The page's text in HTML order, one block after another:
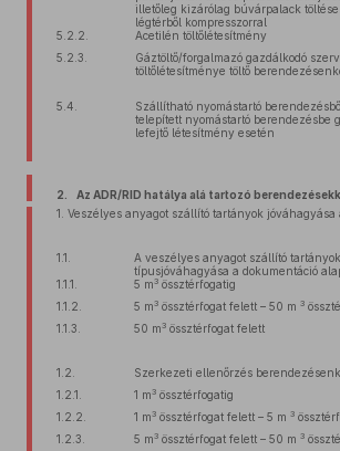
illetőleg kizárólag búvárpalack töltése
légtérből kompresszorral
5.2.2. Acetilén töltőlétesítmény
5.2.3.
Gáztöltő/forgalmazó gazdálkodó
töltőlétesítménye töltő
5.4.
Szállítható nyomástartó
telepített nyomástartó berendezésbe
lefejtő létesítmény esetén
2. Az ADR/RID hatálya alá tartozó
1. Veszélyes anyagot szállító tartányok
1.1.
A veszélyes anyagot szállító tartányok
típusjóváhagyása a dokumentáció
1.1.1.
5 m 3össztérfogatig
1.1.2.
5 m 3össztérfogat felett – 50 m 3
1.1.3.
50 m 3össztérfogat felett
1.2.
Szerkezeti ellenőrzés
1.2.1.
1 m 3össztérfogatig
1.2.2.
1 m 3össztérfogat felett – 5 m 3
1.2.3.
5 m 3össztérfogat felett – 50 m 3